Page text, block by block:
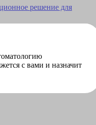
решение для
с вами и назначит